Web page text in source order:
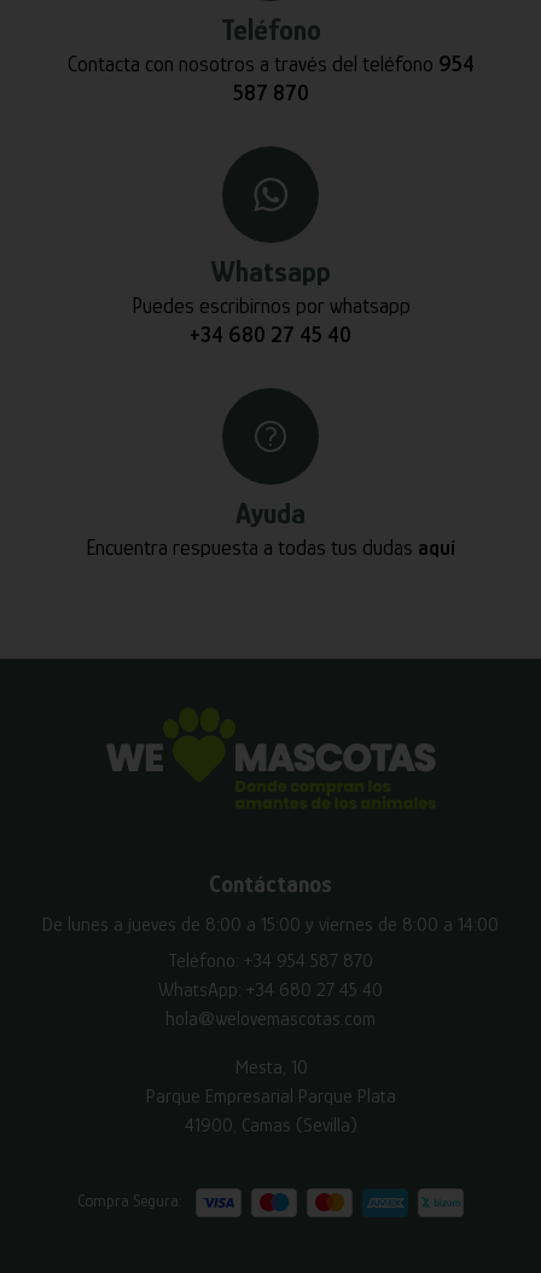
Teléfono
Contacta con nosotros a través del teléfono 954
587 870
Whatsapp
Puedes escribirnos por whatsapp
+34 680 27 45 40
Ayuda
Encuentra respuesta a todas tus dudas aquí
Contáctanos
De lunes a jueves de 8:00 a 15:00 y viernes de 8:00 a 14:00
Teléfono: +34 954 587 870
WhatsApp: +34 680 27 45 40
hola@welovemascotas.com
Mesta, 10
Parque Empresarial Parque Plata
41900, Camas (Sevilla)
Compra Segura: